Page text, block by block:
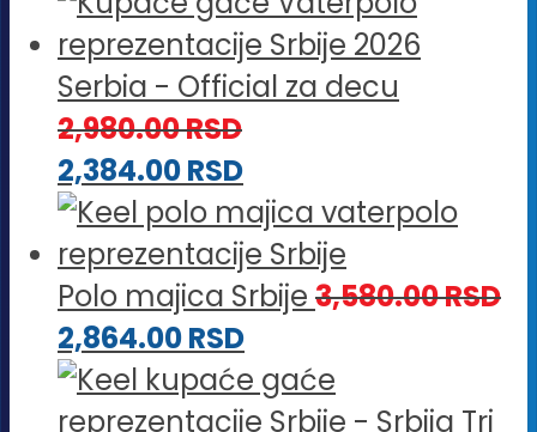
Serbia - Official za decu
2,980.00RSD
2,384.00RSD
Polo majica Srbije 3,580.00RSD
2,864.00RSD